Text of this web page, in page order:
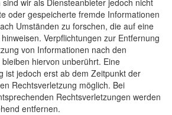
wir als Diensteanbieter jedoch nicht
oder gespeicherte fremde Informationen
Umständen zu forschen, die auf eine
Verpflichtungen zur Entfernung
von Informationen nach den
hiervon unberührt. Eine
ist jedoch erst ab dem Zeitpunkt der
Rechtsverletzung möglich. Bei
Rechtsverletzungen werden
entfernen.